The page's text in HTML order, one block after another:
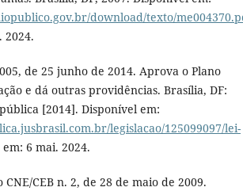
download/texto/
2024.
de 25 junho de 2014. Aprova o Plano
e dá outras providências. Brasília, DF:
[2014]. Disponível em:
legislacao/125099097/lei-
em: 6 mai. 2024.
CNE/CEB n. 2, de 28 de maio de 2009.